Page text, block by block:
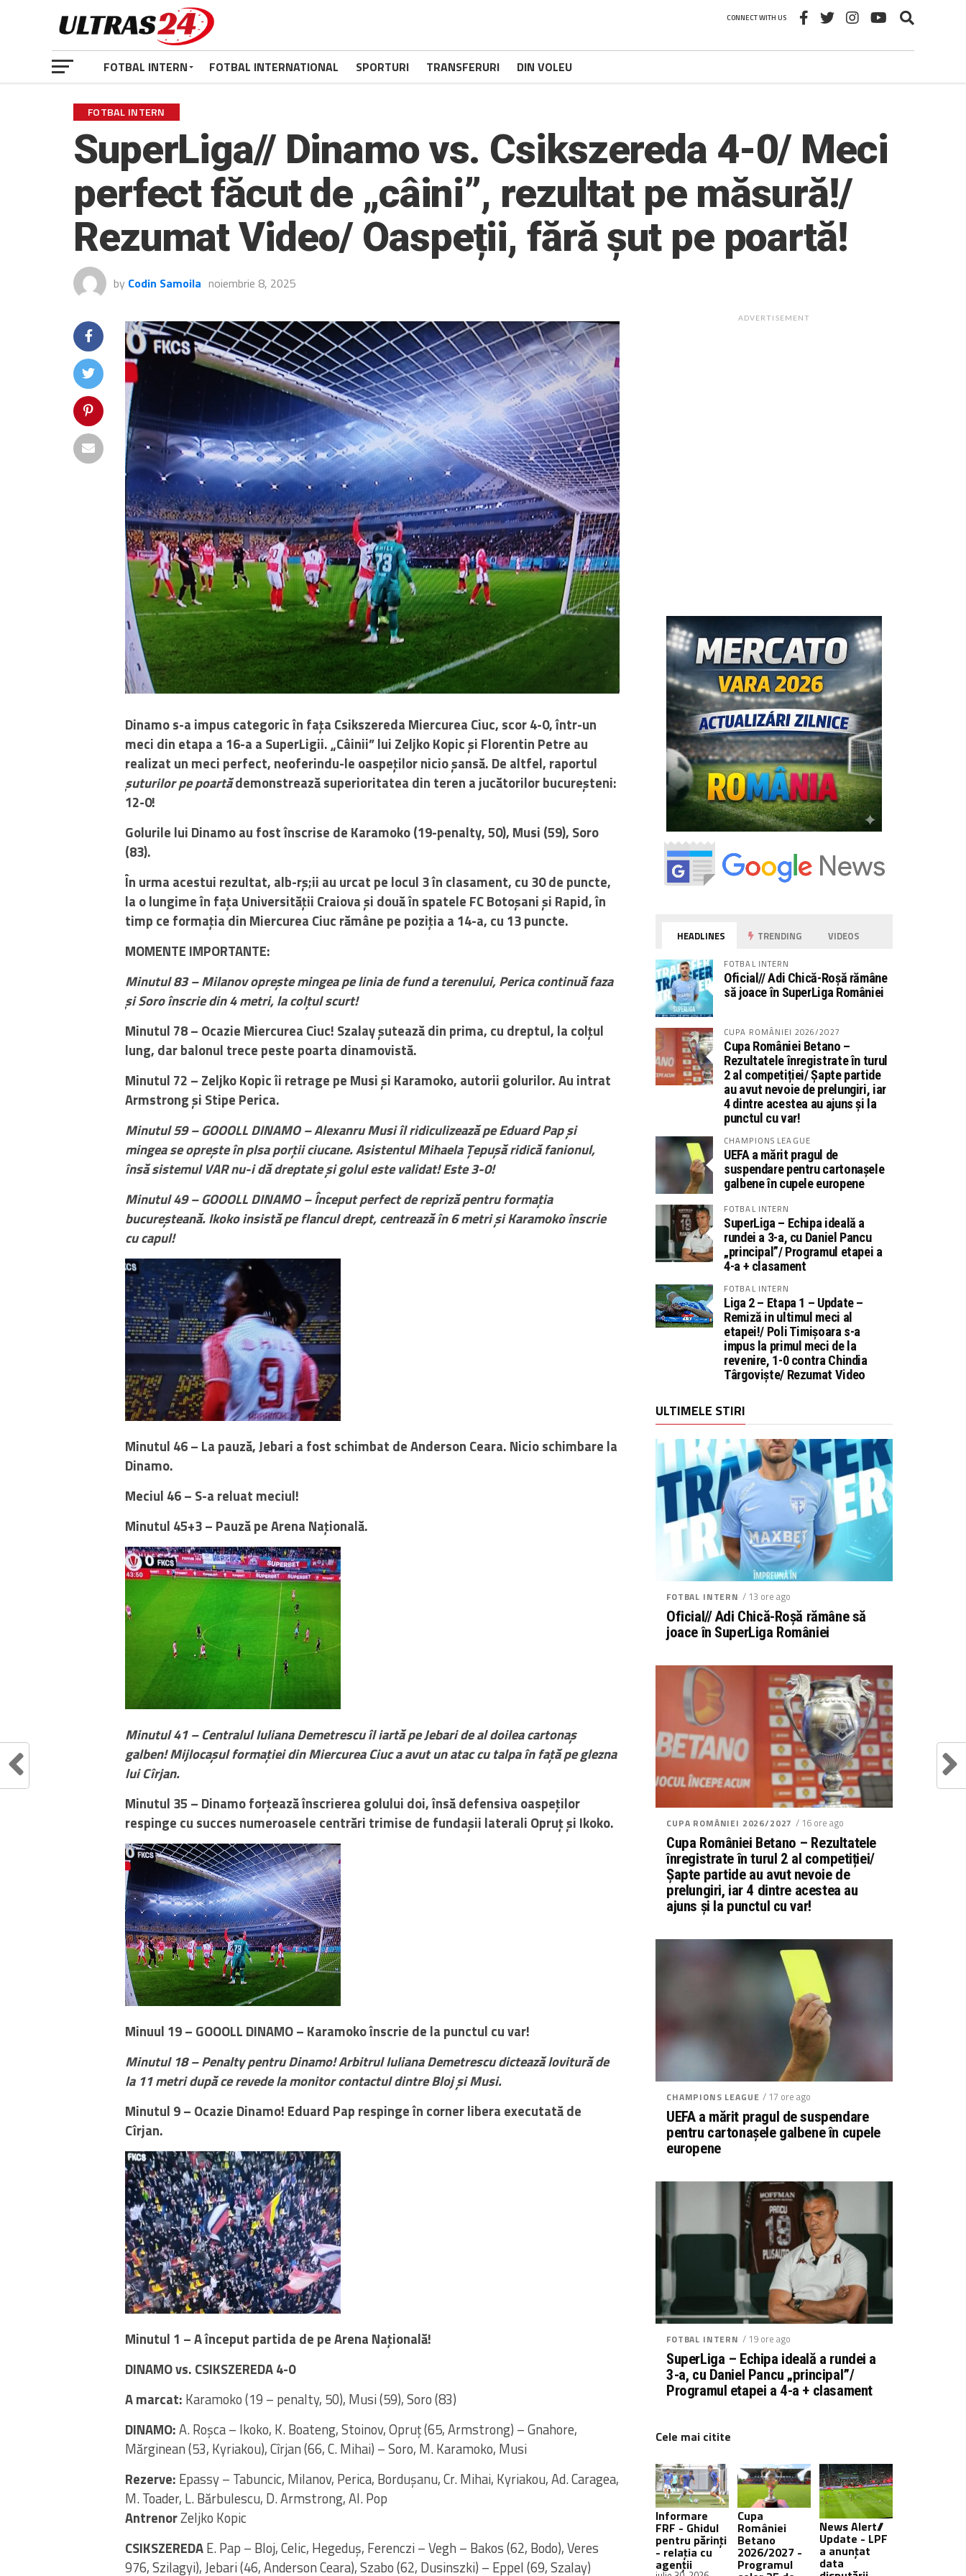
CONNECT WITH US
FOTBAL INTERN FOTBAL INTERNATIONAL SPORTURI TRANSFERURI DIN VOLEU
FOTBAL INTERN
SuperLiga// Dinamo vs. Csikszereda 4-0/ Meci
perfect făcut de „câini”, rezultat pe măsură!/
Rezumat Video/ Oaspeții, fără șut pe poartă!
by Codin Samoila noiembrie 8, 2025
Dinamo s-a impus categoric în fața Csikszereda Miercurea Ciuc, scor 4-0, într-un
meci din etapa a 16-a a SuperLigii. „Câinii” lui Zeljko Kopic și Florentin Petre au
realizat un meci perfect, neoferindu-le oaspeților nicio șansă. De altfel, raportul
șuturilor pe poartădemonstrează superioritatea din teren a jucătorilor bucureșteni:
12-0!
Golurile lui Dinamo au fost înscrise de Karamoko (19-penalty, 50), Musi (59), Soro
(83).
În urma acestui rezultat, alb-rș;ii au urcat pe locul 3 în clasament, cu 30 de puncte,
la o lungime în fața Universității Craiova și două în spatele FC Botoșani și Rapid, în
timp ce formația din Miercurea Ciuc rămâne pe poziția a 14-a, cu 13 puncte.
MOMENTE IMPORTANTE:
Minutul 83 – Milanov oprește mingea pe linia de fund a terenului, Perica continuă faza
și Soro înscrie din 4 metri, la colțul scurt!
Minutul 78 – Ocazie Miercurea Ciuc! Szalay șutează din prima, cu dreptul, la colțul
lung, dar balonul trece peste poarta dinamovistă.
Minutul 72 – Zeljko Kopic îi retrage pe Musi și Karamoko, autorii golurilor. Au intrat
Armstrong și Stipe Perica.
Minutul 59 – GOOOLL DINAMO – Alexanru Musi îl ridiculizează pe Eduard Pap și
mingea se oprește în plsa porții ciucane. Asistentul Mihaela Țepușă ridică fanionul,
însă sistemul VAR nu-i dă dreptate și golul este validat! Este 3-0!
Minutul 49 – GOOOLL DINAMO – Început perfect de repriză pentru formația
bucureșteană. Ikoko insistă pe flancul drept, centrează în 6 metri și Karamoko înscrie
cu capul!
Minutul 46 – La pauză, Jebari a fost schimbat de Anderson Ceara. Nicio schimbare la
Dinamo.
Meciul 46 – S-a reluat meciul!
Minutul 45+3 – Pauză pe Arena Națională.
Minutul 41 – Centralul Iuliana Demetrescu îl iartă pe Jebari de al doilea cartonaș
galben! Mijlocașul formației din Miercurea Ciuc a avut un atac cu talpa în față pe glezna
lui Cîrjan.
Minutul 35 – Dinamo forțează înscrierea golului doi, însă defensiva oaspeților
respinge cu succes numeroasele centrări trimise de fundașii laterali Opruț și Ikoko.
Minuul 19 – GOOOLL DINAMO – Karamoko înscrie de la punctul cu var!
Minutul 18 – Penalty pentru Dinamo! Arbitrul Iuliana Demetrescu dictează lovitură de
la 11 metri după ce revede la monitor contactul dintre Bloj și Musi.
Minutul 9 – Ocazie Dinamo! Eduard Pap respinge în corner libera executată de
Cîrjan.
Minutul 1 – A început partida de pe Arena Națională!
DINAMO vs. CSIKSZEREDA 4-0
A marcat: Karamoko (19 – penalty, 50), Musi (59), Soro (83)
DINAMO:A. Roșca – Ikoko, K. Boateng, Stoinov, Opruț (65, Armstrong) – Gnahore,
Mărginean (53, Kyriakou), Cîrjan (66, C. Mihai) – Soro, M. Karamoko, Musi
Rezerve: Epassy – Tabuncic, Milanov, Perica, Bordușanu, Cr. Mihai, Kyriakou, Ad. Caragea,
M. Toader, L. Bărbulescu, D. Armstrong, Al. Pop
AntrenorZeljko Kopic
CSIKSZEREDAE. Pap – Bloj, Celic, Hegeduș, Ferenczi – Vegh – Bakos (62, Bodo), Veres
976, Szilagyi), Jebari (46, Anderson Ceara), Szabo (62, Dusinszki) – Eppel (69, Szalay)
ADVERTISEMENT
HEADLINES TRENDING VIDEOS
FOTBAL INTERN
Oficial// Adi Chică-Roșă rămâne
să joace în SuperLiga României
CUPA ROMÂNIEI 2026/2027
Cupa României Betano –
Rezultatele înregistrate în turul
2 al competiției/ Șapte partide
au avut nevoie de prelungiri, iar
4 dintre acestea au ajuns și la
punctul cu var!
CHAMPIONS LEAGUE
UEFA a mărit pragul de
suspendare pentru cartonașele
galbene în cupele europene
FOTBAL INTERN
SuperLiga – Echipa ideală a
rundei a 3-a, cu Daniel Pancu
„principal”/ Programul etapei a
4-a + clasament
FOTBAL INTERN
Liga 2 – Etapa 1 – Update –
Remiză in ultimul meci al
etapei!/ Poli Timișoara s-a
impus la primul meci de la
revenire, 1-0 contra Chindia
Târgoviște/ Rezumat Video
ULTIMELE STIRI
FOTBAL INTERN / 13 ore ago
Oficial// Adi Chică-Roșă rămâne să
joace în SuperLiga României
CUPA ROMÂNIEI 2026/2027 / 16 ore ago
Cupa României Betano – Rezultatele
înregistrate în turul 2 al competiției/
Șapte partide au avut nevoie de
prelungiri, iar 4 dintre acestea au
ajuns și la punctul cu var!
CHAMPIONS LEAGUE / 17 ore ago
UEFA a mărit pragul de suspendare
pentru cartonașele galbene în cupele
europene
FOTBAL INTERN / 19 ore ago
SuperLiga – Echipa ideală a rundei a
3-a, cu Daniel Pancu „principal”/
Programul etapei a 4-a + clasament
Cele mai citite
Informare
FRF - Ghidul
pentru părinți
- relația cu
agenții
Cupa
României
Betano
2026/2027 -
Programul
News Alert//
Update - LPF
a anunțat
data